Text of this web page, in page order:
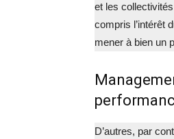
et les
compris l’intérêt
mener à bien un
D’autres, par